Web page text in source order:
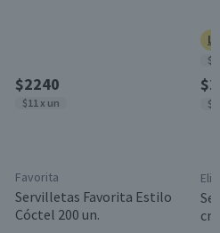
$2240
$11 x un
Favorita
Servilletas Favorita Estilo
Cóctel 200 un.